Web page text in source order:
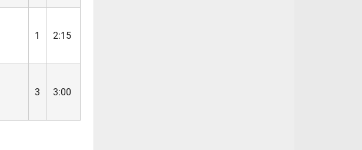
1
2:15
3
3:00